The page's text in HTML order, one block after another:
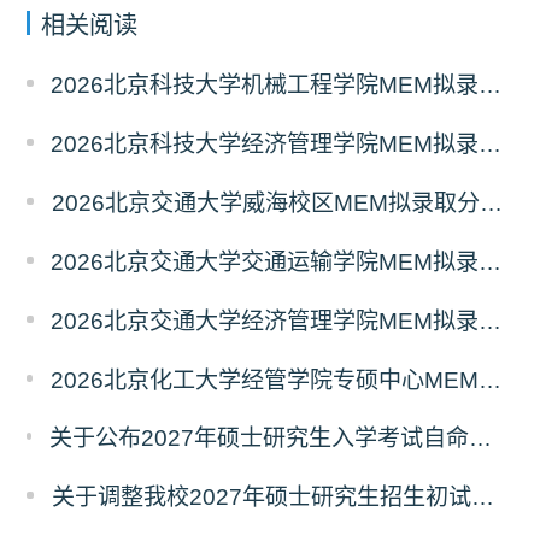
相关阅读
2026北京科技大学机械工程学院MEM拟录取分析解读
2026北京科技大学经济管理学院MEM拟录取分析解读
2026北京交通大学威海校区MEM拟录取分析解读
2026北京交通大学交通运输学院MEM拟录取分析解读
2026北京交通大学经济管理学院MEM拟录取分析解读
2026北京化工大学经管学院专硕中心MEM拟录取分析解读
关于公布2027年硕士研究生入学考试自命题考试科目考试大纲的通知
关于调整我校2027年硕士研究生招生初试科目的公告